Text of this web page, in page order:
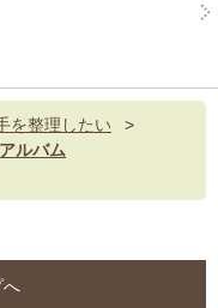
を整理したい
>
ルバム
へ